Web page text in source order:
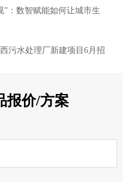
”：数智赋能如何让城市生
污水处理厂新建项目6月招
报价/方案